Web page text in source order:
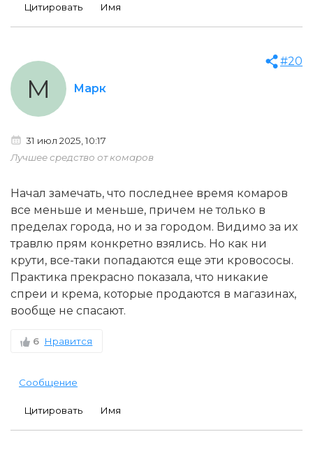
Цитировать Имя
Марк
М
#20
31 июл 2025, 10:17
Лучшее средство от комаров
Начал замечать, что последнее время комаров
все меньше и меньше, причем не только в
пределах города, но и за городом. Видимо за их
травлю прям конкретно взялись. Но как ни
крути, все-таки попадаются еще эти кровососы.
Практика прекрасно показала, что никакие
спреи и крема, которые продаются в магазинах,
вообще не спасают.
6 Нравится
Сообщение
Цитировать Имя